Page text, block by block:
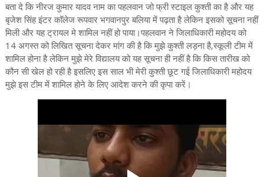
बता दे कि नीरज कुमार यादव नाम का पहलवान जो फ्री स्टाइल कुश्ती का है और यह
बृजेश सिंह इंटर कॉलेज रूपवार भगवानपुर बलिया में पढ़ता है लेकिन इसको सूचना नहीं
मिली और यह ट्रायल मे शामिल नहीं हो पाया।पहलवान ने जिलाधिकारी महोदय को
14 अगस्त को लिखित सूचना देकर मांग की है कि मुझे कुश्ती लड़ना है,स्कूली टीम में
शामिल होना है लेकिन मुझे मेरे विद्यालय को यह सूचना ही नहीं है कि किस तारीख को
कौन सी खेल हो रही है इसलिए इस साल भी मेरी कुश्ती छूट गई जिलाधिकारी महोदय
मुझे इस टीम में शामिल होने के लिए आदेश करने की कृपा करें।